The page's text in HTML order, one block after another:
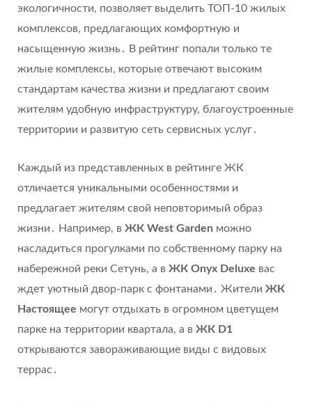
экологичности, позволяет выделить ТОП-10 жилых
комплексов, предлагающих комфортную и
насыщенную жизнь․ В рейтинг попали только те
жилые комплексы, которые отвечают высоким
стандартам качества жизни и предлагают своим
жителям удобную инфраструктуру, благоустроенные
территории и развитую сеть сервисных услуг․
Каждый из представленных в рейтинге ЖК
отличается уникальными особенностями и
предлагает жителям свой неповторимый образ
жизни․ Например, в ЖК West Garden можно
насладиться прогулками по собственному парку на
набережной реки Сетунь, а в ЖК Onyx Deluxe вас
ждет уютный двор-парк с фонтанами․ Жители ЖК
Настоящее могут отдыхать в огромном цветущем
парке на территории квартала, а в ЖК D1
открываются завораживающие виды с видовых
террас․